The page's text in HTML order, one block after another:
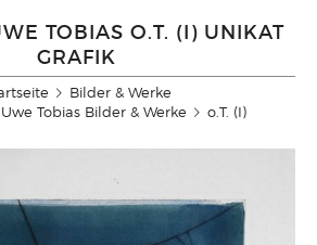
TOBIAS O.T. (I) UNIKAT
GRAFIK
Bilder & Werke
Tobias Bilder & Werke
o.T. (I)